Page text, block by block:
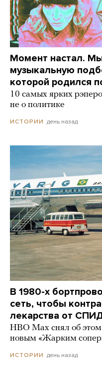
Момент настал.
музыкальную
которой родился
10 самых ярких
не о политике
ИСТОРИИ день назад
В 1980-х
сеть, чтобы
лекарства от
HBO Max снял об
новым «Жарким
ИСТОРИИ день назад